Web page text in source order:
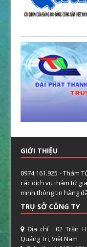
GIỚI THIỆU
0974.161.925 - Thám
các dịch vụ thám tử
minh thông tin hàng
TRỤ SỞ CÔNG TY
Địa chỉ : 02 Trần
Quảng Trị, Việt Nam